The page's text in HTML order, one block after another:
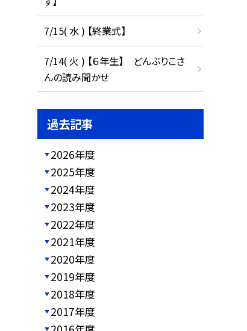
7/15( 水 ) 【終業式】
7/14( 火 ) 【６年生】 どんぶりこさ
んの読み聞かせ
過去記事
2026年度
2025年度
2024年度
2023年度
2022年度
2021年度
2020年度
2019年度
2018年度
2017年度